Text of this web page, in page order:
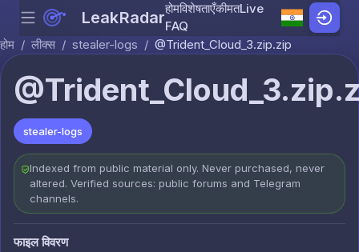
Skip to content
Menu LeakRadarहोमविशेषताएँकीमतLive
FAQ
होम / लीक्स / stealer-logs / @Trident_Cloud_3.zip.zip
stealer-logs
Indexed from public material only. Never purchased, never
altered. Verified sources: public forums and Telegram
channels.
फाइल विवरण